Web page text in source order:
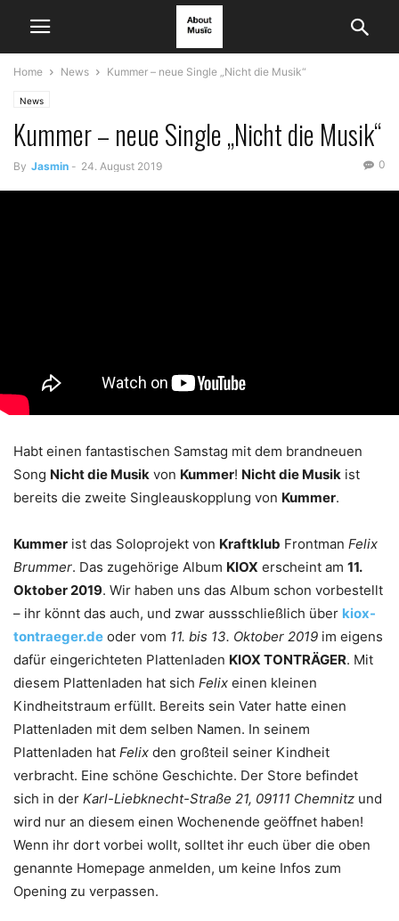
Home News Kummer – neue Single „Nicht die Musik“
News
Kummer – neue Single „Nicht die Musik“
By Jasmin - 24. August 2019 0
Habt einen fantastischen Samstag mit dem brandneuen
Song Nicht die Musik von Kummer! Nicht die Musik ist
bereits die zweite Singleauskopplung von Kummer.
Kummer ist das Soloprojekt von Kraftklub Frontman Felix
Brummer. Das zugehörige Album KIOX erscheint am 11.
Oktober 2019. Wir haben uns das Album schon vorbestellt
– ihr könnt das auch, und zwar aussschließlich über kiox-
tontraeger.de oder vom 11. bis 13. Oktober 2019 im eigens
dafür eingerichteten Plattenladen KIOX TONTRÄGER. Mit
diesem Plattenladen hat sich Felix einen kleinen
Kindheitstraum erfüllt. Bereits sein Vater hatte einen
Plattenladen mit dem selben Namen. In seinem
Plattenladen hat Felix den großteil seiner Kindheit
verbracht. Eine schöne Geschichte. Der Store befindet
sich in der Karl-Liebknecht-Straße 21, 09111 Chemnitz und
wird nur an diesem einen Wochenende geöffnet haben!
Wenn ihr dort vorbei wollt, solltet ihr euch über die oben
genannte Homepage anmelden, um keine Infos zum
Opening zu verpassen.